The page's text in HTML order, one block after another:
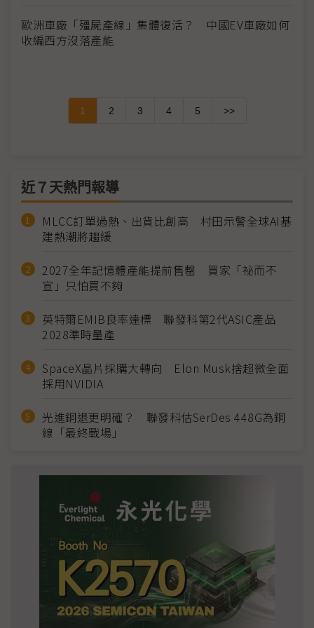
歐洲車廠「殭屍產線」集體復活？ 中國EV車廠如何
收編西方沒落產能
1 2 3 4 5 >>
近７天熱門報導
MLCC訂單過熱、出貨比創高 村田示警全球AI基
建熱潮將趨緩
2027全年記憶體產能提前售罄 買家「祕而不
宣」只怕買不夠
英特爾EMIB良率達標 聯發科第2代ASIC產品
2028準時量產
SpaceX晶片採購大轉向 Elon Musk捨超微全面
採用NVIDIA
光進銅退更明確？ 聯發科估SerDes 448G為銅
線「最終戰場」